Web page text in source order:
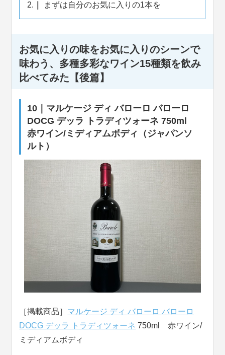
2. まずは自分のお気に入りの1本を
お気に入りの味をお気に入りのシーンで
味わう、多種多彩なワイン15種類を飲み
比べてみた【後篇】
10｜マルケージ ディ バローロ バローロ
DOCG デッラ トラディツォーネ 750ml
赤ワイン/ミディアムボディ（ジャパンソ
ルト）
［掲載商品］ マルケージ ディ バローロ バローロ
DOCG デッラ トラディツォーネ 750ml 赤ワイン/
ミディアムボディ